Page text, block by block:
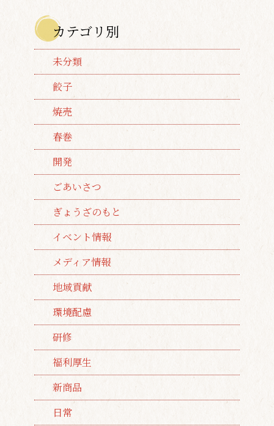
カテゴリ別
未分類
餃子
焼売
春巻
開発
ごあいさつ
ぎょうざのもと
イベント情報
メディア情報
地域貢献
環境配慮
研修
福利厚生
新商品
日常